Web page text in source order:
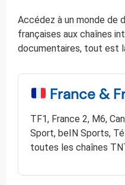
Accédez à un monde de
françaises aux chaînes
documentaires, tout est
France &
TF1, France 2, M6,
Sport, beIN Sports,
toutes les chaînes